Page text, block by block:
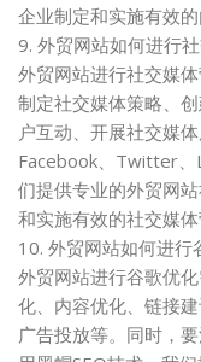
企业制定和实施有效的
9. 外贸网站如何进行
外贸网站进行社交媒
制定社交媒体策略、
户互动、开展社交媒
Facebook、Twitter
们提供专业的外贸网
和实施有效的社交媒体
10. 外贸网站如何进行
外贸网站进行谷歌优
化、内容优化、链接
广告投放等。同时，